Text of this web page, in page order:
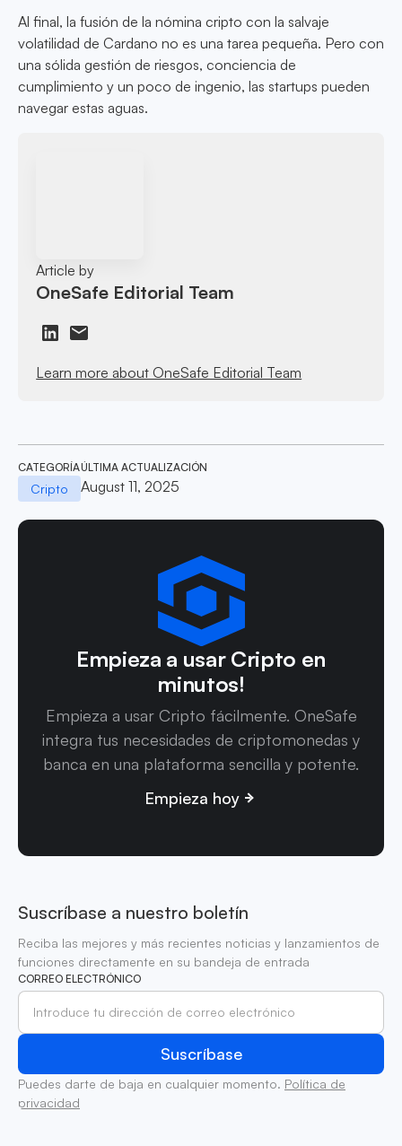
Al final, la fusión de la nómina cripto con la salvaje
volatilidad de Cardano no es una tarea pequeña. Pero con
una sólida gestión de riesgos, conciencia de
cumplimiento y un poco de ingenio, las startups pueden
navegar estas aguas.
Article by
OneSafe Editorial Team
Learn more about OneSafe Editorial Team
CATEGORÍA
Cripto
ÚLTIMA ACTUALIZACIÓN
August 11, 2025
Empieza a usar Cripto en
minutos!
Empieza a usar Cripto fácilmente. OneSafe
integra tus necesidades de criptomonedas y
banca en una plataforma sencilla y potente.
Empieza hoy
Suscríbase a nuestro boletín
Reciba las mejores y más recientes noticias y lanzamientos de
funciones directamente en su bandeja de entrada
CORREO ELECTRÓNICO
Puedes darte de baja en cualquier momento. Política de
privacidad